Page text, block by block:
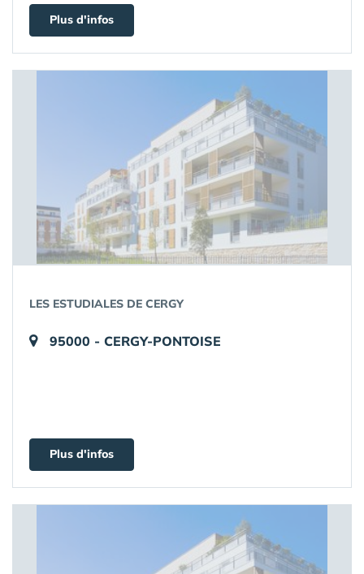
Plus d'infos
LES ESTUDIALES DE CERGY
95000 - CERGY-PONTOISE
Plus d'infos